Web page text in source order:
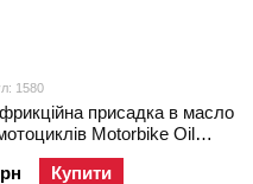
1580
присадка в масло
Motorbike Oil
0.125л
Купити